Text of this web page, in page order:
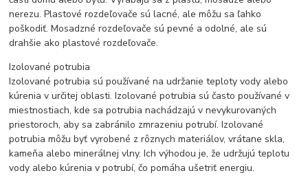
nerezu. Plastové rozdeľovače sú lacné, ale môžu sa ľahko
poškodiť. Mosadzné rozdeľovače sú pevné a odolné, ale sú
drahšie ako plastové rozdeľovače.
Izolované potrubia
Izolované potrubia sú používané na udržanie teploty vody alebo
kúrenia v určitej oblasti. Izolované potrubia sú často používané v
miestnostiach, kde sa potrubia nachádzajú v nevykurovaných
priestoroch, aby sa zabránilo zmrazeniu potrubí. Izolované
potrubia môžu byť vyrobené z rôznych materiálov, vrátane skla,
kameňa alebo minerálnej vlny. Ich výhodou je, že udržujú teplotu
vody alebo kúrenia v potrubí, čo pomáha ušetriť energiu.